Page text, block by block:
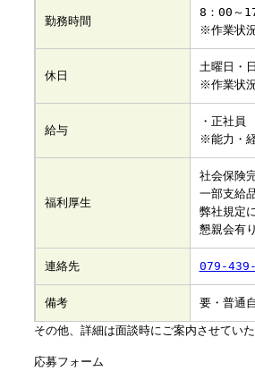
勤務時間
8：00～
※作業状
休日
土曜日・
※作業状
給与
・正社
※能力・
福利厚生
社会保険
一部支給
弊社規定
懇親会有り
連絡先 079-
備考 要・普通
その他、詳細は面談時にご案内させていた
応募フォーム